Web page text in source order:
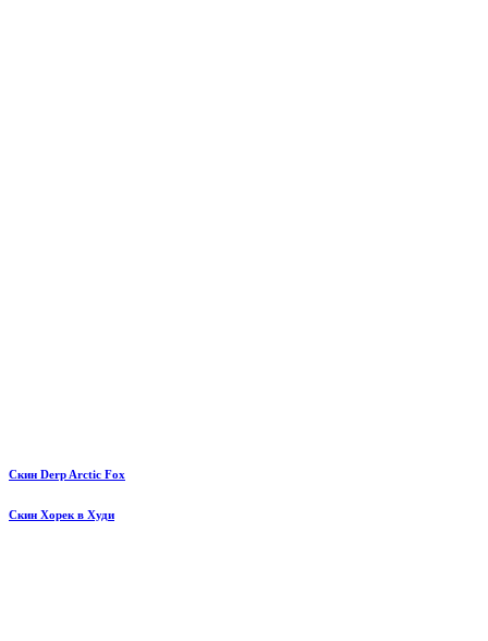
Скин Derp Arctic Fox
Скин Хорек в Худи